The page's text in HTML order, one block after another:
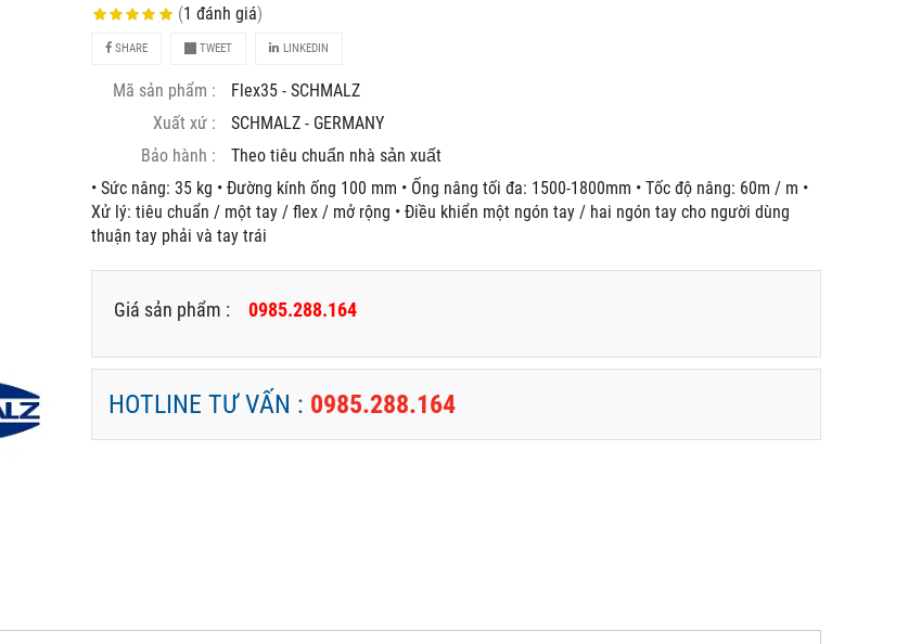
(1đánh giá)
SHARE TWEET LINKEDIN
Mã sản phẩm :
Flex35 - SCHMALZ
Xuất xứ :
SCHMALZ - GERMANY
Bảo hành :
Theo tiêu chuẩn nhà sản xuất
• Sức nâng: 35 kg • Đường kính ống 100 mm • Ống nâng tối đa: 1500-1800mm • Tốc độ nâng: 60m / m •
Xử lý: tiêu chuẩn / một tay / flex / mở rộng • Điều khiển một ngón tay / hai ngón tay cho người dùng
thuận tay phải và tay trái
Giá sản phẩm : 0985.288.164
HOTLINE TƯ VẤN : 0985.288.164